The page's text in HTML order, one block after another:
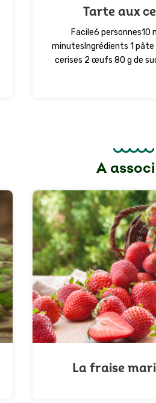
Tarte aux
Facile6 personnes10
minutesIngrédients 1 pâte
cerises 2 œufs 80 g de
A
La fraise